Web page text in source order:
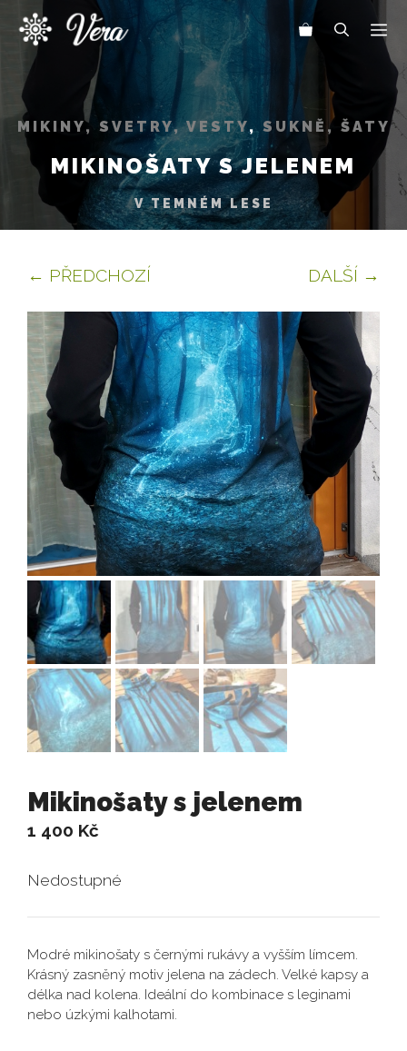
Přeskočit
obsah
MIKINY, SVETRY, VESTY, SUKNĚ, ŠATY
MIKINOŠATY S JELENEM
V TEMNÉM LESE
← PŘEDCHOZÍ DALŠÍ →
Mikinošaty s jelenem
1 400 Kč
Nedostupné
Modré mikinošaty s černými rukávy a vyšším límcem.
Krásný zasněný motiv jelena na zádech. Velké kapsy a
délka nad kolena. Ideální do kombinace s leginami
nebo úzkými kalhotami.